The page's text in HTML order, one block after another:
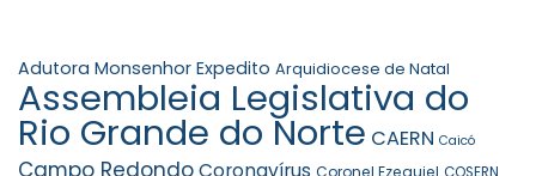
Adutora Monsenhor Expedito Arquidiocese de Natal
Assembleia Legislativa do
Rio Grande do Norte CAERN Caicó
Campo RedondoCoronavírus Coronel Ezequiel COSERN